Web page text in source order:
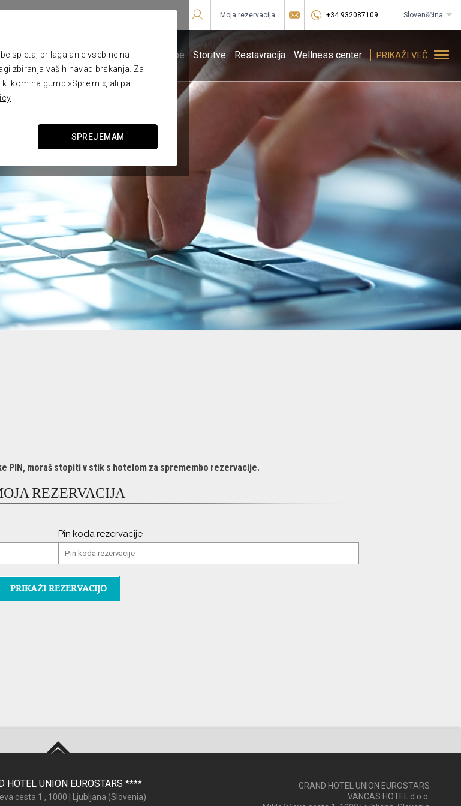
spleta, prilagajanje vsebine na
zbiranja vaših navad brskanja. Za
na gumb »Sprejmi«, ali pa
SPREJEMAM
Moja rezervacija +34 932087109 slovenščina
Hotel Ponudbe Fotografije Sobe Storitve Restavracija Wellness center PRIKAŽI VEČ
PIN, moraš stopiti v stik s hotelom za spremembo rezervacije.
REZERVACIJA
Pin koda rezervacije
PRIKAŽI REZERVACIJO
HOTEL UNION EUROSTARS****
cesta 1 , 1000 Ljubljana (Slovenia)
GRAND HOTEL UNION EUROSTARS
VANCAS HOTEL d.o.o.